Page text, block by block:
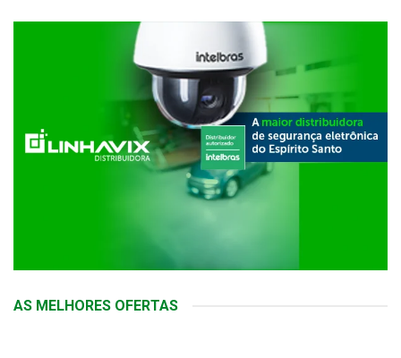
AS MELHORES OFERTAS